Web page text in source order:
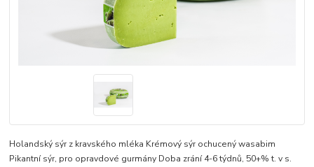
Holandský sýr z kravského mléka Krémový sýr ochucený wasabim
Pikantní sýr, pro opravdové gurmány Doba zrání 4-6 týdnů, 50+% t. v s.